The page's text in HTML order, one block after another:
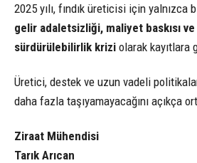
2025 yılı, fındık üreticisi için yalnızca
gelir adaletsizliği, maliyet baskısı ve
sürdürülebilirlik krizi olarak kayıtlara
Üretici, destek ve uzun vadeli
daha fazla taşıyamayacağını açıkça
Ziraat Mühendisi
Tarık Arıcan